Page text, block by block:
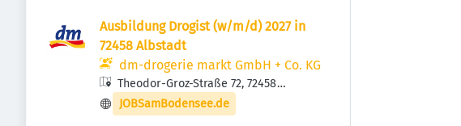
Ausbildung Drogist (w/m/d) 2027 in
72458 Albstadt
dm-drogerie markt GmbH + Co. KG
Theodor-Groz-Straße 72, 72458
Albstadt, Deutschland
JOBSamBodensee.de